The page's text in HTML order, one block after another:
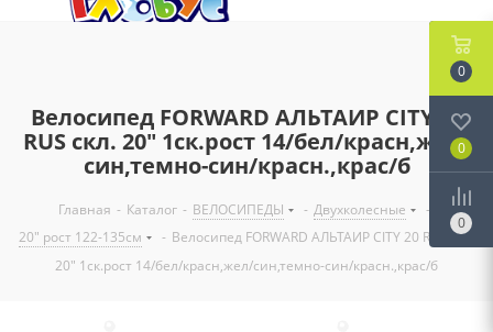
Велосипед FORWARD АЛЬТАИР CITY 20
RUS скл. 20" 1ск.рост 14/бел/красн,жел/
син,темно-син/красн.,крас/б
Главная - Каталог - ВЕЛОСИПЕДЫ - Двухколесные
-
20" рост 122-135см
- Велосипед FORWARD АЛЬТАИР CITY 20 RUS скл.
20" 1ск.рост 14/бел/красн,жел/син,темно-син/красн.,крас/б
0
0
0